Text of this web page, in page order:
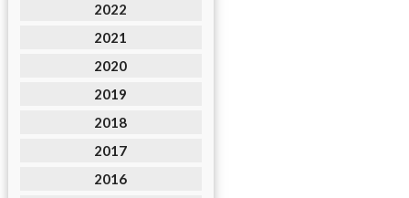
2022
2021
2020
2019
2018
2017
2016